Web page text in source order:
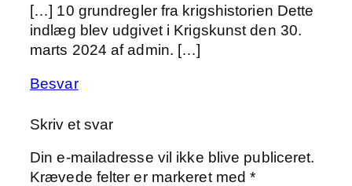
[…] 10 grundregler fra krigshistorien Dette
indlæg blev udgivet i Krigskunst den 30.
marts 2024 af admin. […]
Besvar
Skriv et svar
Din e-mailadresse vil ikke blive publiceret.
Krævede felter er markeret med*